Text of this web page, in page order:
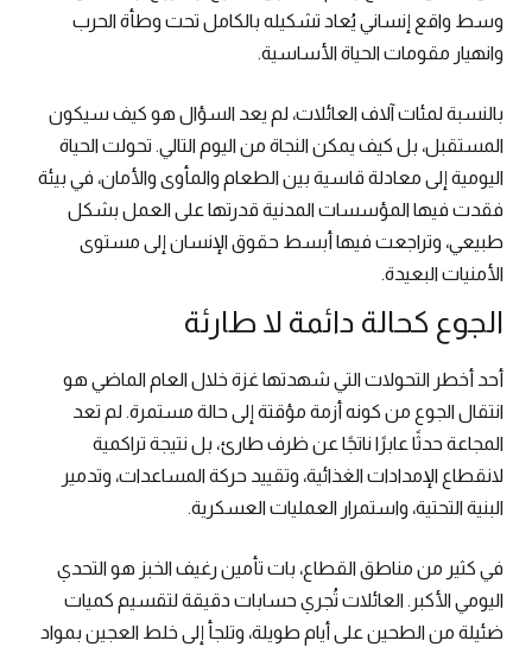
وسط واقع إنساني يُعاد تشكيله بالكامل تحت وطأة الحرب
وانهيار مقومات الحياة الأساسية.
بالنسبة لمئات آلاف العائلات، لم يعد السؤال هو كيف سيكون
المستقبل، بل كيف يمكن النجاة من اليوم التالي. تحولت الحياة
اليومية إلى معادلة قاسية بين الطعام والمأوى والأمان، في بيئة
فقدت فيها المؤسسات المدنية قدرتها على العمل بشكل
طبيعي، وتراجعت فيها أبسط حقوق الإنسان إلى مستوى
الأمنيات البعيدة.
الجوع كحالة دائمة لا طارئة
أحد أخطر التحولات التي شهدتها غزة خلال العام الماضي هو
انتقال الجوع من كونه أزمة مؤقتة إلى حالة مستمرة. لم تعد
المجاعة حدثًا عابرًا ناتجًا عن ظرف طارئ، بل نتيجة تراكمية
لانقطاع الإمدادات الغذائية، وتقييد حركة المساعدات، وتدمير
البنية التحتية، واستمرار العمليات العسكرية.
في كثير من مناطق القطاع، بات تأمين رغيف الخبز هو التحدي
اليومي الأكبر. العائلات تُجري حسابات دقيقة لتقسيم كميات
ضئيلة من الطحين على أيام طويلة، وتلجأ إلى خلط العجين بمواد